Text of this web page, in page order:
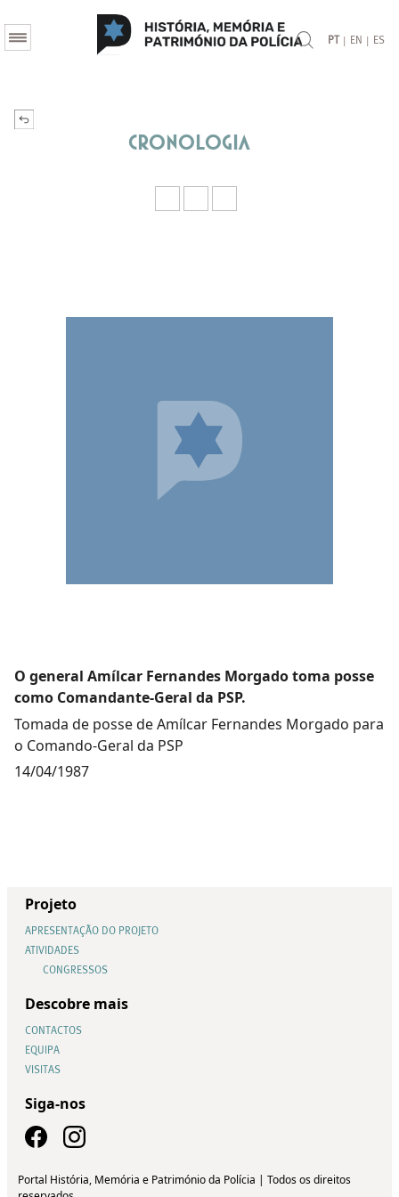
PT | EN | ES
Cronologia
O general Amílcar Fernandes Morgado toma posse
como Comandante-Geral da PSP.
Tomada de posse de Amílcar Fernandes Morgado para
o Comando-Geral da PSP
14/04/1987
Projeto
APRESENTAÇÃO DO PROJETO
ATIVIDADES
CONGRESSOS
Descobre mais
CONTACTOS
EQUIPA
VISITAS
Siga-nos
Portal História, Memória e Património da Polícia | Todos os direitos